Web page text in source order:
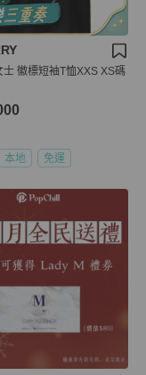
士 徽標短袖T恤XXS XS碼
本地 免運